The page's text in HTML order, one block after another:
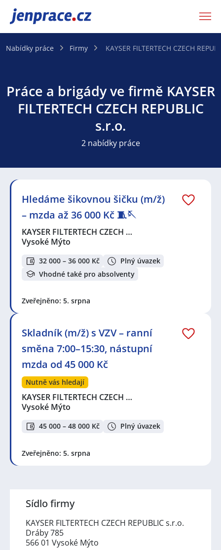
JenPráce.cz
Nabídky práce Firmy KAYSER FILTERTECH CZECH
Práce a brigády ve firmě KAYSER
FILTERTECH CZECH REPUBLIC
s.r.o.
2 nabídky práce
Hledáme šikovnou šičku (m/ž)
– mzda až 36 000 Kč 🧵🪡
KAYSER FILTERTECH CZECH …
Vysoké Mýto
32 000 – 36 000 Kč
Plný úvazek
Vhodné také pro absolventy
Zveřejněno: 5. srpna
Skladník (m/ž) s VZV – ranní
směna 7:00–15:30, nástupní
mzda od 45 000 Kč
Nutně vás hledají
KAYSER FILTERTECH CZECH …
Vysoké Mýto
45 000 – 48 000 Kč Plný úvazek
Zveřejněno: 5. srpna
Sídlo firmy
KAYSER FILTERTECH CZECH REPUBLIC s.r.o.
Dráby 785
566 01 Vysoké Mýto